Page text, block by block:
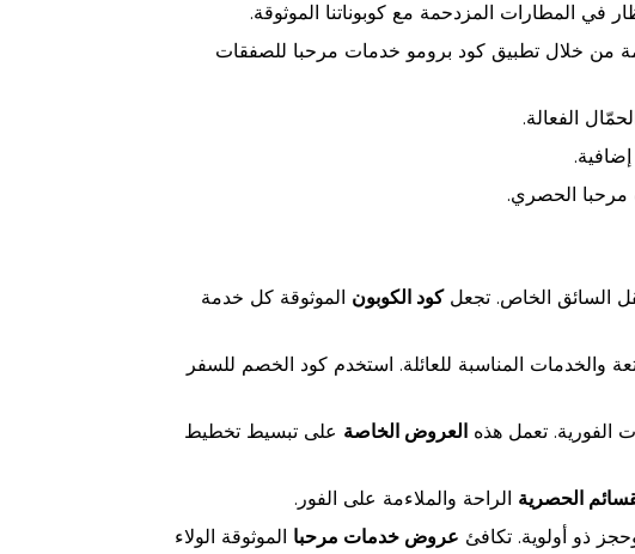
المطارات المزدحمة مع كوبوناتنا الموثوقة.
من خلال تطبيق كود برومو خدمات مرحبا للصفقات
الفعالة.
مرحبا الحصري.
السائق الخاص. تجعل كود الكوبون الموثوقة كل خدمة
والخدمات المناسبة للعائلة. استخدم كود الخصم للسفر
الفورية. تعمل هذه العروض الخاصة على تبسيط تخطيط
الحصرية الراحة والملاءمة على الفور.
ذو أولوية. تكافئ عروض خدمات مرحبا الموثوقة الولاء